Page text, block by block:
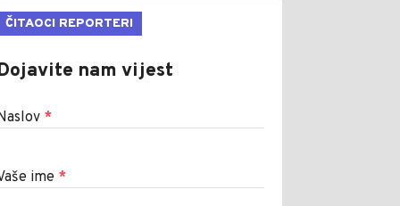
ČITAOCI REPORTERI
nam vijest
*
ime *